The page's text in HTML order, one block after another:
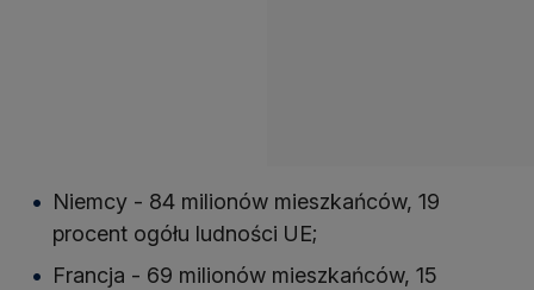
Niemcy - 84 milionów mieszkańców, 19
procent ogółu ludności UE;
Francja - 69 milionów mieszkańców, 15